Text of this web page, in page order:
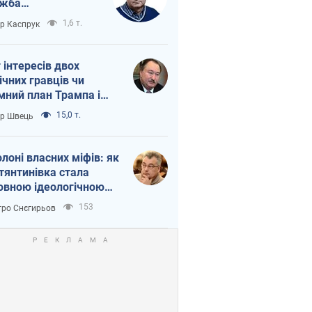
на
Росії від
Каспрук 1,6 т.
інтересів двох
гравців чи
план Трампа і
Швець 15,0 т.
власних міфів: як
стала
ідеологічною
для російських
Снєгирьов 153